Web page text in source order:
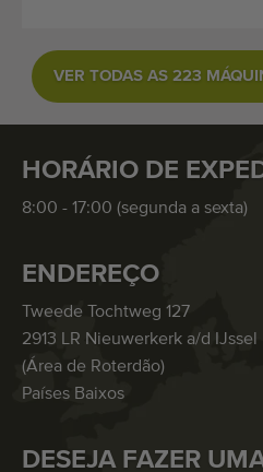
VER TODAS AS 223
HORÁRIO DE
8:00 - 17:00 (segunda a sexta)
ENDEREÇO
Tweede Tochtweg 127
2913 LR Nieuwerkerk a/d IJssel
(Área de Roterdão)
Países Baixos
DESEJA FAZER